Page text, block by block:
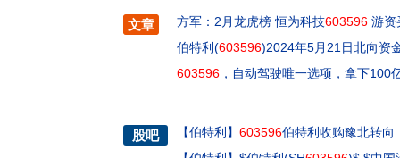
文章 方军：2月龙虎榜 恒为科技603596 游资
伯特利(603596)2024年5月21日北向资
603596 ，自动驾驶唯一选项，拿下100
股吧 【伯特利 】 603596伯特利收购豫北转向